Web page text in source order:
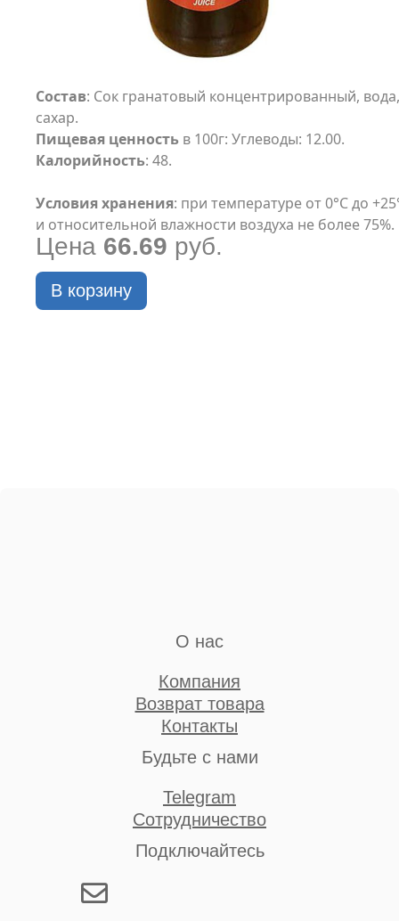
Состав: Сок гранатовый концентрированный, вода,
сахар.
Пищевая ценность в 100г: Углеводы: 12.00.
Калорийность: 48.
Условия хранения: при температуре от 0°С до
и относительной влажности воздуха не более 75%.
Цена 66.69 руб.
В корзину
О нас
Компания
Возврат товара
Контакты
Будьте с нами
Telegram
Сотрудничество
Подключайтесь